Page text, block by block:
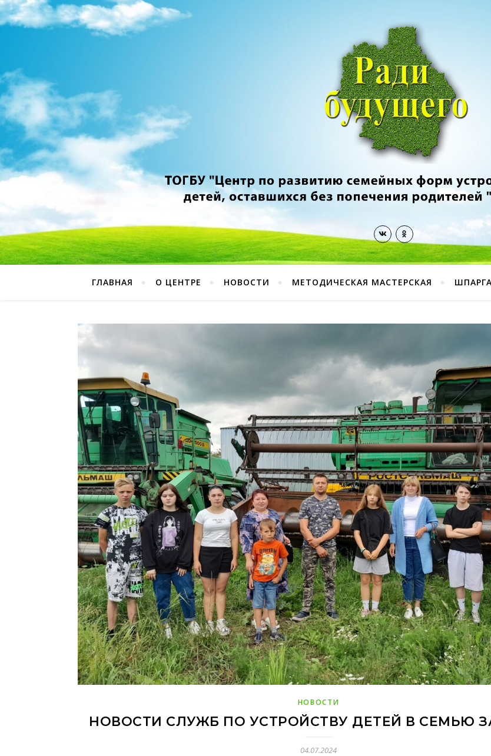
ГЛАВНАЯ О ЦЕНТРЕ НОВОСТИ МЕТОДИЧЕСКАЯ МАСТЕРСКАЯ
НОВОСТИ
НОВОСТИ СЛУЖБ ПО УСТРОЙСТВУ ДЕТЕЙ В СЕМЬЮ
04.07.2024